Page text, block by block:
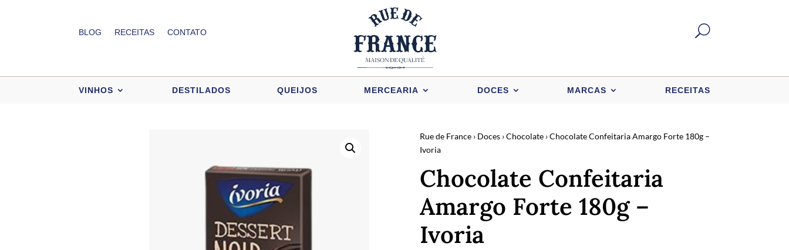
BLOG RECEITAS CONTATO U
VINHOS DESTILADOS QUEIJOS MERCEARIA DOCES MARCAS RECEITAS
Rue de France› Doces›Chocolate› Chocolate Confeitaria Amargo Forte 180g –
Ivoria
Chocolate Confeitaria
Amargo Forte 180g –
Ivoria